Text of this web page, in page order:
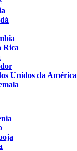
Rica
Unidos da América